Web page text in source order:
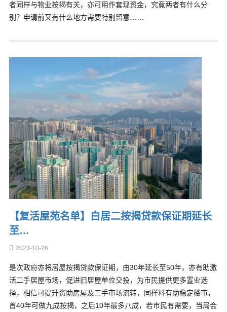
者同样与物业按揭有关，亦可用作套现资金，究竟两者有什么分
别？申请前又有什么地方需要特别留意……
【复活屋苑名单】白居二按揭贷款保证期延长
至…
2023-10-26
是次政府亦将居屋按揭贷款保证期，由30年延长至50年，亦有助激
活二手居屋市场，促进旧居屋单位交投，为市民提供更多置业选
择，相信可提升资助房屋及二手市场流转，同样料有助稳定楼市，
首40年可做九成按揭，之后10年最多八成，若市民有需要，当局会